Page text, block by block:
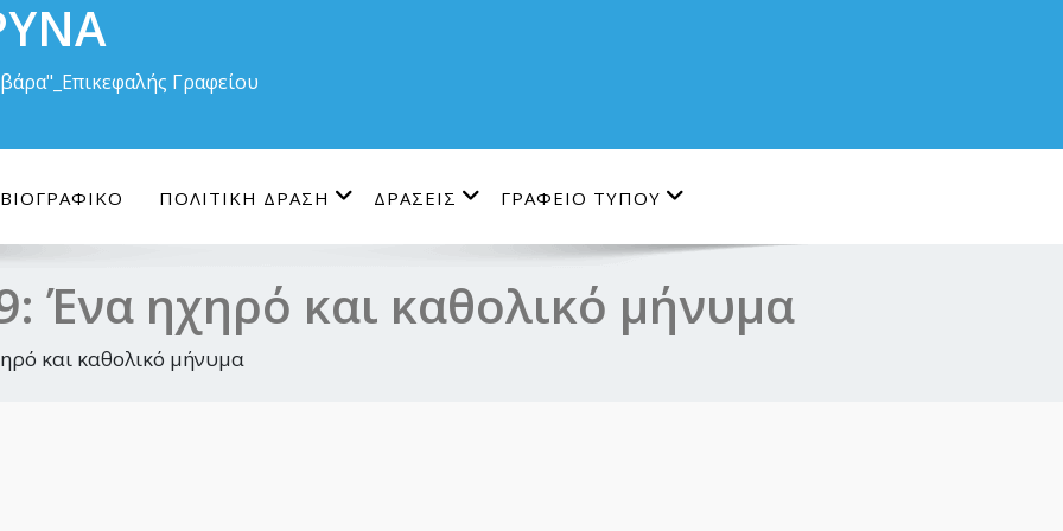
Γραφείου
ΒΙΟΓΡΑΦΙΚΟ ΠΟΛΙΤΙΚΗ ΔΡΑΣΗ ΔΡΑΣΕΙΣ ΓΡΑΦΕΙΟ ΤΥΠΟΥ
Ένα ηχηρό και καθολικό μήνυμα
και καθολικό μήνυμα